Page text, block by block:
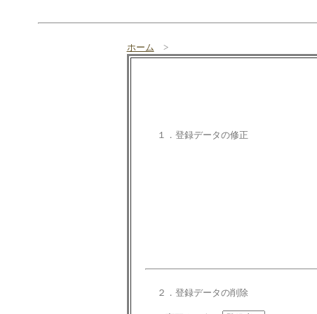
ホーム >
１．登録データの修正
２．登録データの削除